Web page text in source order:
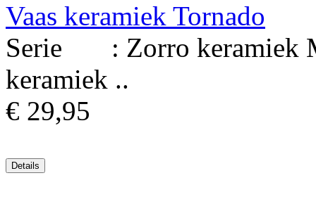
Vaas keramiek Tornado
Serie : Zorro keramiek
keramiek ..
€ 29,95